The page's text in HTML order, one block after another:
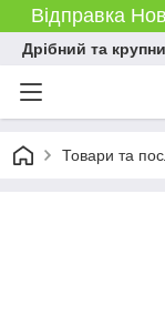
Відправка
Дрібний та
Товари та